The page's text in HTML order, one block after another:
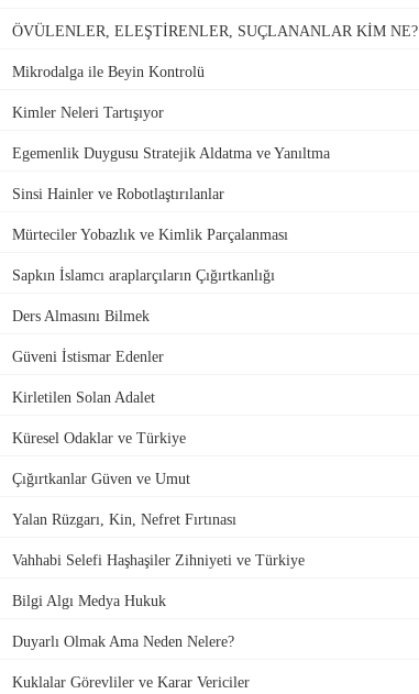
ÖVÜLENLER, ELEŞTİRENLER, SUÇLANANLAR KİM NE?
Mikrodalga ile Beyin Kontrolü
Kimler Neleri Tartışıyor
Egemenlik Duygusu Stratejik Aldatma ve Yanıltma
Sinsi Hainler ve Robotlaştırılanlar
Mürteciler Yobazlık ve Kimlik Parçalanması
Sapkın İslamcı araplarçıların Çığırtkanlığı
Ders Almasını Bilmek
Güveni İstismar Edenler
Kirletilen Solan Adalet
Küresel Odaklar ve Türkiye
Çığırtkanlar Güven ve Umut
Yalan Rüzgarı, Kin, Nefret Fırtınası
Vahhabi Selefi Haşhaşiler Zihniyeti ve Türkiye
Bilgi Algı Medya Hukuk
Duyarlı Olmak Ama Neden Nelere?
Kuklalar Görevliler ve Karar Vericiler